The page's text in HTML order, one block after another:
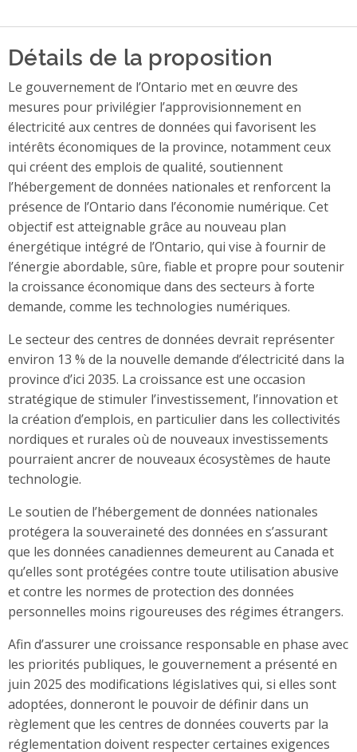
Détails de la proposition
Le gouvernement de l’Ontario met en œuvre des
mesures pour privilégier l’approvisionnement en
électricité aux centres de données qui favorisent les
intérêts économiques de la province, notamment ceux
qui créent des emplois de qualité, soutiennent
l’hébergement de données nationales et renforcent la
présence de l’Ontario dans l’économie numérique. Cet
objectif est atteignable grâce au nouveau plan
énergétique intégré de l’Ontario, qui vise à fournir de
l’énergie abordable, sûre, fiable et propre pour soutenir
la croissance économique dans des secteurs à forte
demande, comme les technologies numériques.
Le secteur des centres de données devrait représenter
environ 13 % de la nouvelle demande d’électricité dans la
province d’ici 2035. La croissance est une occasion
stratégique de stimuler l’investissement, l’innovation et
la création d’emplois, en particulier dans les collectivités
nordiques et rurales où de nouveaux investissements
pourraient ancrer de nouveaux écosystèmes de haute
technologie.
Le soutien de l’hébergement de données nationales
protégera la souveraineté des données en s’assurant
que les données canadiennes demeurent au Canada et
qu’elles sont protégées contre toute utilisation abusive
et contre les normes de protection des données
personnelles moins rigoureuses des régimes étrangers.
Afin d’assurer une croissance responsable en phase avec
les priorités publiques, le gouvernement a présenté en
juin 2025 des modifications législatives qui, si elles sont
adoptées, donneront le pouvoir de définir dans un
règlement que les centres de données couverts par la
réglementation doivent respecter certaines exigences